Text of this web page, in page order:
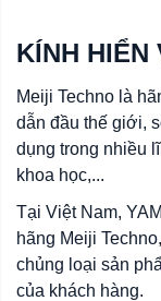
KÍNH HIỂN
Meiji Techno là
dẫn đầu thế giới,
dụng trong nhiều
khoa học,...
Tại Việt Nam,
hãng Meiji
chủng loại sản
của khách hàng.